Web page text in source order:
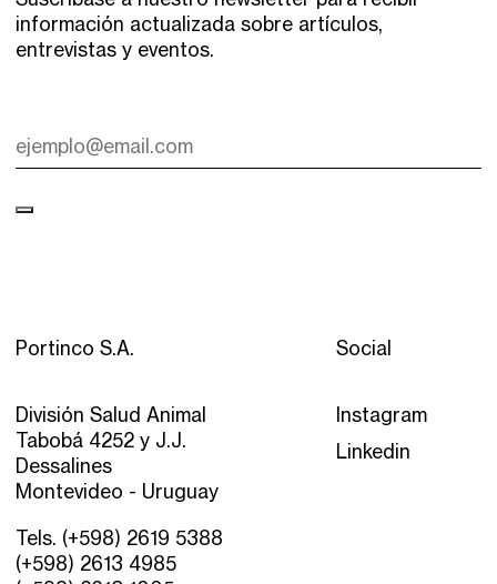
información actualizada sobre artículos,
entrevistas y eventos.
Portinco S.A.
División Salud Animal
Tabobá 4252 y J.J.
Dessalines
Montevideo - Uruguay
Tels. (+598) 2619 5388
(+598) 2613 4985
Social
Instagram
Linkedin